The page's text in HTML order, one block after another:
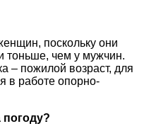
поскольку они
тоньше, чем у мужчин.
– пожилой возраст, для
в работе опорно-
погоду?